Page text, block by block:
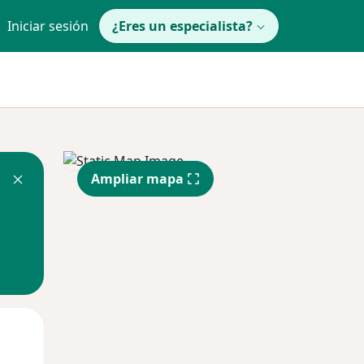
Iniciar sesión ¿Eres un especialista?
Ampliar mapa